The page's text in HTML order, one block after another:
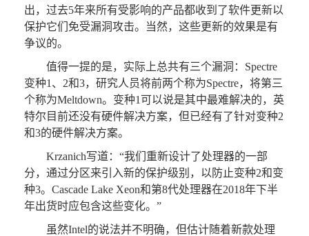
出，过去5年来所有受影响的产品都收到了软件更新以
保护它们免受漏洞攻击。当然，这些更新的效果是有
争议的。
值得一提的是，实际上总共有三个漏洞：Spectre
变种1、2和3，研究人员将前两个称为Spectre，将第三
个称为Meltdown。变种1可以说是其中最难解决的，英
特尔目前还没有硬件解决方案，但已经有了针对变种2
和3的硬件解决方案。
Krzanich写道：“我们重新设计了处理器的一部
分，通过分区来引入新的保护级别，以防止变种2和变
种3。Cascade Lake Xeon和第8代处理器在2018年下半
年出货时应包含这些变化。”
虽然Intel的说法并不明确，但估计随着新款处理